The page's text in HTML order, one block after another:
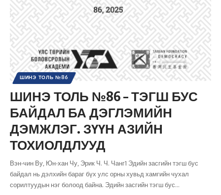
ШИНЭ ТОЛЬ №86
ШИНЭ ТОЛЬ №86 – ТЭГШ БУС
БАЙДАЛ БА ДЭГЛЭМИЙН
ДЭМЖЛЭГ. ЗҮҮН АЗИЙН
ТОХИОЛДЛУУД
Вэн-чин Ву, Юн-хан Чу, Эрик Ч. Ч. Чанг1 Эдийн засгийн тэгш бус
байдал нь дэлхийн бараг бүх улс орны хувьд хамгийн чухал
сорилтуудын нэг болоод байна. Эдийн засгийн тэгш бус…